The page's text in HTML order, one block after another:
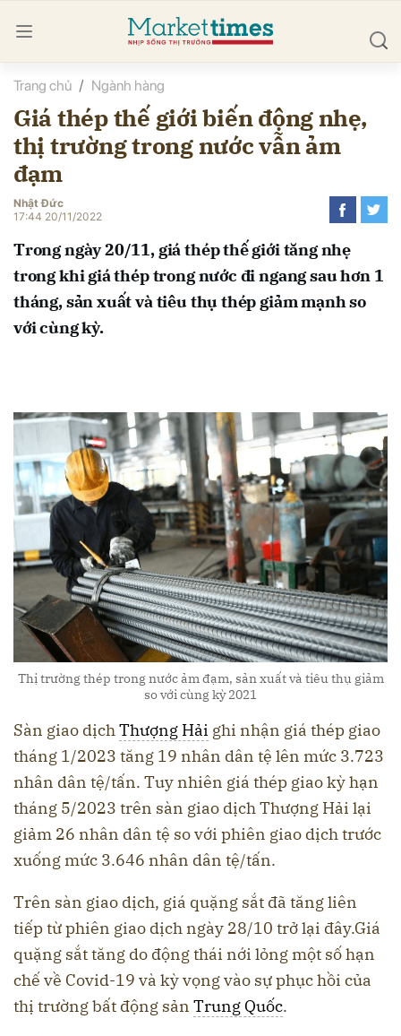
Trang chủ Ngành hàng
Giá thép thế giới biến động nhẹ,
thị trường trong nước vẫn ảm
đạm
Nhật Đức
17:44 20/11/2022
Trong ngày 20/11, giá thép thế giới tăng nhẹ
trong khi giá thép trong nước đi ngang sau hơn 1
tháng, sản xuất và tiêu thụ thép giảm mạnh so
với cùng kỳ.
Thị trường thép trong nước ảm đạm, sản xuất và tiêu thụ giảm
so với cùng kỳ 2021
Sàn giao dịchThượng Hải ghi nhận giá thép giao
tháng 1/2023 tăng 19 nhân dân tệ lên mức 3.723
nhân dân tệ/tấn. Tuy nhiên giá thép giao kỳ hạn
tháng 5/2023 trên sàn giao dịch Thượng Hải lại
giảm 26 nhân dân tệ so với phiên giao dịch trước
xuống mức 3.646 nhân dân tệ/tấn.
Trên sàn giao dịch, giá quặng sắt đã tăng liên
tiếp từ phiên giao dịch ngày 28/10 trở lại đây.Giá
quặng sắt tăng do động thái nới lỏng một số hạn
chế về Covid-19 và kỳ vọng vào sự phục hồi của
thị trường bất động sản Trung Quốc.
luận